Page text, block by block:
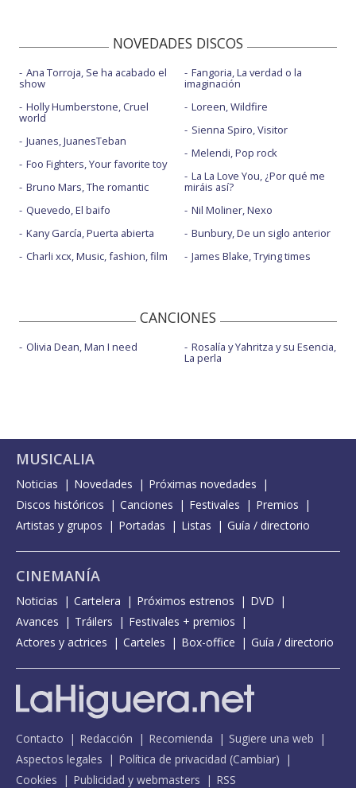
NOVEDADES DISCOS
Ana Torroja, Se ha acabado el
show
Holly Humberstone, Cruel
world
Juanes, JuanesTeban
Foo Fighters, Your favorite toy
Bruno Mars, The romantic
Quevedo, El baifo
Kany García, Puerta abierta
Charli xcx, Music, fashion, film
Fangoria, La verdad o la
imaginación
Loreen, Wildfire
Sienna Spiro, Visitor
Melendi, Pop rock
La La Love You, ¿Por qué me
miráis así?
Nil Moliner, Nexo
Bunbury, De un siglo anterior
James Blake, Trying times
CANCIONES
Olivia Dean, Man I need Rosalía y Yahritza y su Esencia,
La perla
MUSICALIA
Noticias Novedades
Próximas novedades
Discos históricos
Canciones Festivales
Premios
Artistas y grupos
Portadas Listas Guía / directorio
CINEMANÍA
Noticias Cartelera Próximos estrenos
DVD
Avances
Tráilers
Festivales + premios
Actores y actrices
Carteles Box-office Guía / directorio
Contacto Redacción Recomienda
Sugiere una web
Aspectos legales
Política de privacidad (Cambiar)
Cookies
Publicidad y webmasters RSS